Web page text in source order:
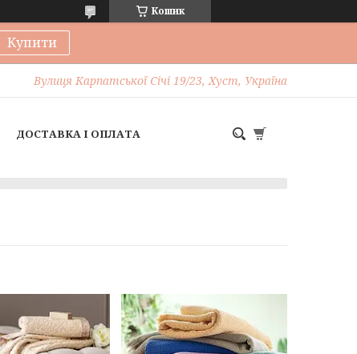
Кошик
Купити
Вулиця Карпатської Січі 19/23, Хуст, Україна
ДОСТАВКА І ОПЛАТА